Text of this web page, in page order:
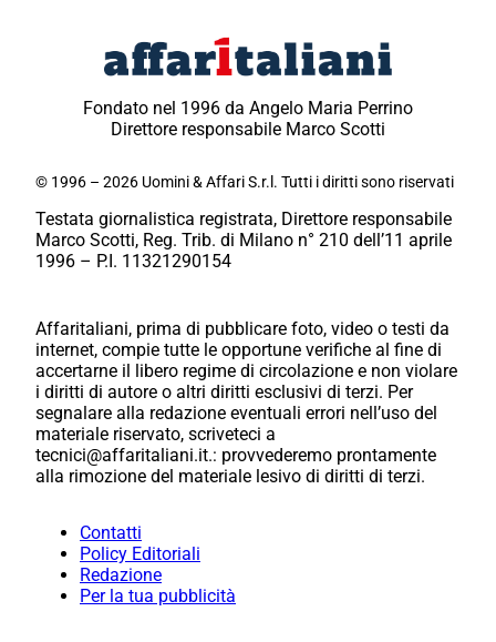
Fondato nel 1996 da Angelo Maria Perrino
Direttore responsabile Marco Scotti
© 1996 – 2026 Uomini & Affari S.r.l. Tutti i diritti sono riservati
Testata giornalistica registrata, Direttore responsabile
Marco Scotti, Reg. Trib. di Milano n° 210 dell’11 aprile
1996 – P.I. 11321290154
Affaritaliani, prima di pubblicare foto, video o testi da
internet, compie tutte le opportune verifiche al fine di
accertarne il libero regime di circolazione e non violare
i diritti di autore o altri diritti esclusivi di terzi. Per
segnalare alla redazione eventuali errori nell’uso del
materiale riservato, scriveteci a
tecnici@affaritaliani.it.: provvederemo prontamente
alla rimozione del materiale lesivo di diritti di terzi.
Contatti
Policy Editoriali
Redazione
Per la tua pubblicità